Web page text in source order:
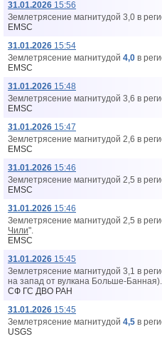
31.01.2026 15:56
Землетрясение магнитудой 3,0 в
EMSC
31.01.2026 15:54
Землетрясение магнитудой 4,0 в
EMSC
31.01.2026 15:48
Землетрясение магнитудой 3,6 в
EMSC
31.01.2026 15:47
Землетрясение магнитудой 2,6 в
EMSC
31.01.2026 15:46
Землетрясение магнитудой 2,5 в
EMSC
31.01.2026 15:46
Землетрясение магнитудой 2,5 в
Чили".
EMSC
31.01.2026 15:45
Землетрясение магнитудой 3,1 в
на запад от вyлкана Больше-Банная).
СФ ГС ДВО РАН
31.01.2026 15:45
Землетрясение магнитудой 4,5 в
USGS